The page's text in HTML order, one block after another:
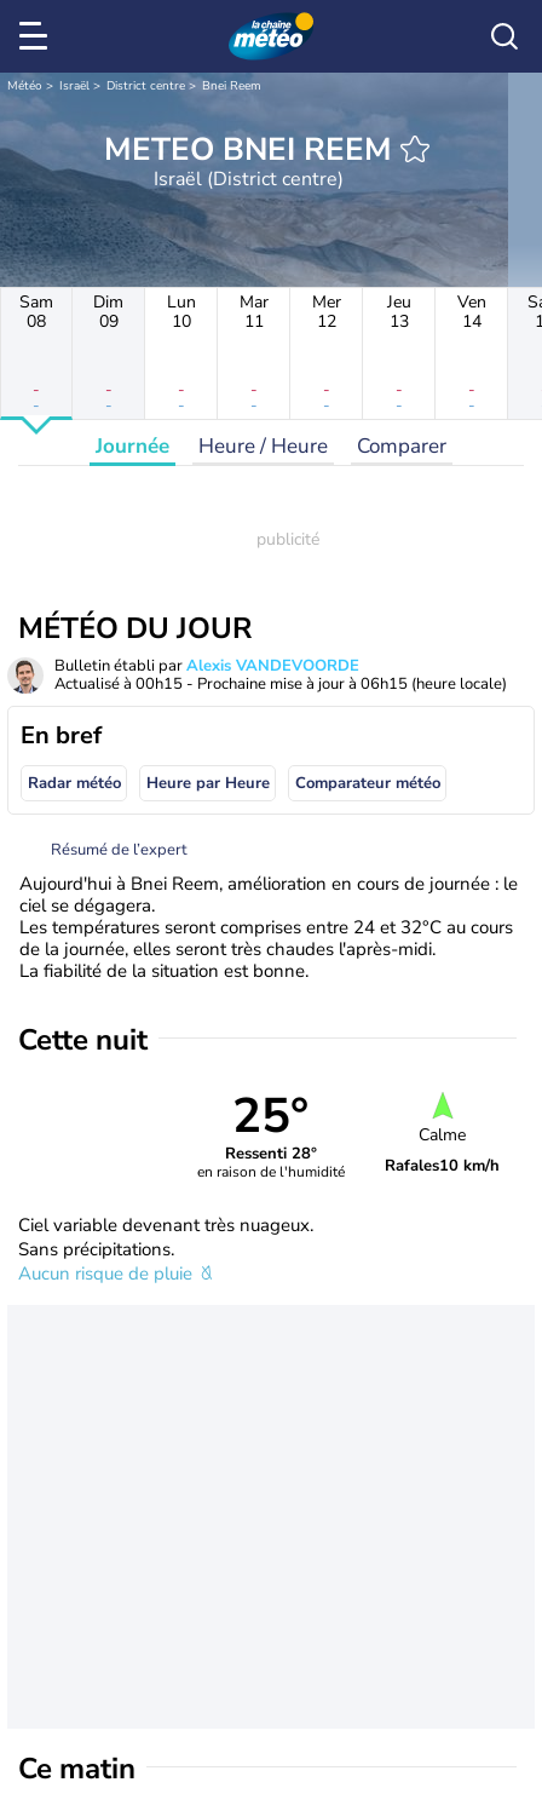
Météo Israël District centre Bnei Reem
METEO BNEI REEM
Israël (District centre)
Sam
08
-
-
Dim
09
-
-
Lun
10
-
-
Mar
11
-
-
Mer
12
-
-
Jeu
13
-
-
Ven
14
-
-
Journée Heure / Heure Comparer
MÉTÉO DU JOUR
Bulletin établi parAlexis VANDEVOORDE
Actualisé à 00h15 - Prochaine mise à jour à 06h15 (heure locale)
En bref
Radar météo Heure par Heure Comparateur météo
Résumé de l’expert
Aujourd'hui à Bnei Reem, amélioration en cours de journée : le
ciel se dégagera.
Les températures seront comprises entre 24 et 32°C au cours
de la journée, elles seront très chaudes l'après-midi.
La fiabilité de la situation est bonne.
Cette nuit
25°
Ressenti 28°
en raison de l'humidité
Calme
Rafales10 km/h
Ciel variable devenant très nuageux.
Sans précipitations.
Aucun risque de pluie
Ce matin